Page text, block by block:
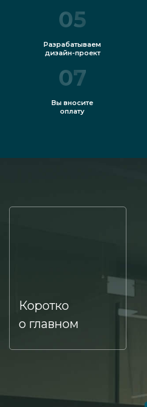
05
Разрабатываем
дизайн-проект
07
Вы вносите
оплату
Коротко
о главном